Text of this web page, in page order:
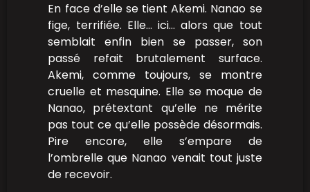
En face d’elle se tient Akemi. Nanao se
fige, terrifiée. Elle… ici… alors que tout
semblait enfin bien se passer, son
passé refait brutalement surface.
Akemi, comme toujours, se montre
cruelle et mesquine. Elle se moque de
Nanao, prétextant qu’elle ne mérite
pas tout ce qu’elle possède désormais.
Pire encore, elle s’empare de
l’ombrelle que Nanao venait tout juste
de recevoir.